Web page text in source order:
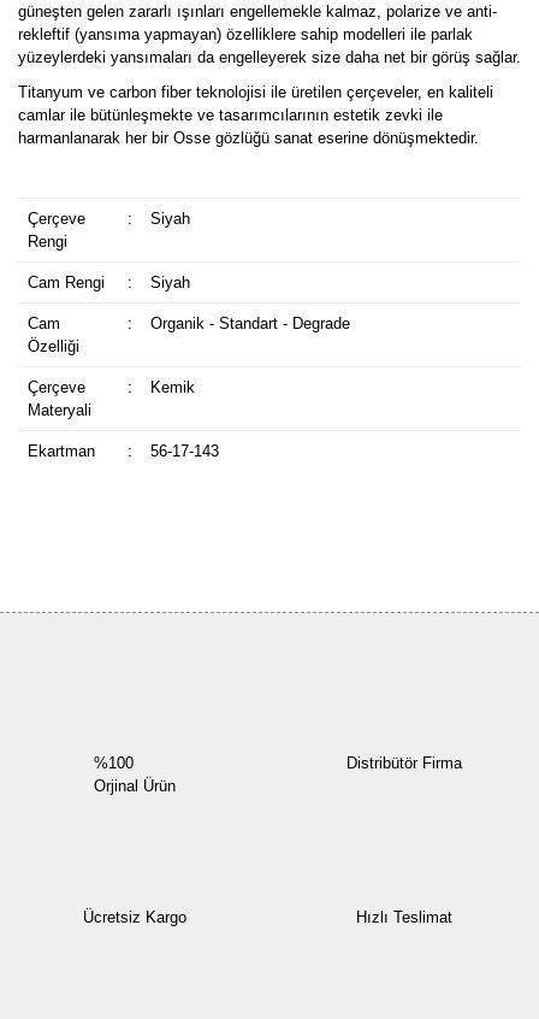
güneşten gelen zararlı ışınları engellemekle kalmaz, polarize ve anti-
rekleftif (yansıma yapmayan) özelliklere sahip modelleri ile parlak
yüzeylerdeki yansımaları da engelleyerek size daha net bir görüş sağlar.
Titanyum ve carbon fiber teknolojisi ile üretilen çerçeveler, en kaliteli
camlar ile bütünleşmekte ve tasarımcılarının estetik zevki ile
harmanlanarak her bir Osse gözlüğü sanat eserine dönüşmektedir.
Çerçeve
Rengi
: Siyah
Cam Rengi : Siyah
Cam
Özelliği
: Organik - Standart - Degrade
Çerçeve
Materyali
: Kemik
Ekartman : 56-17-143
%100
Orjinal Ürün
Distribütör Firma
Ücretsiz Kargo Hızlı Teslimat